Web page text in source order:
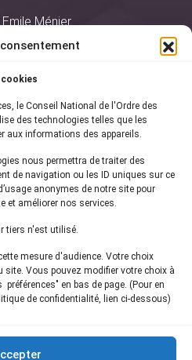
le Conseil National de l'Ordre des
des technologies telles que les
aux informations des appareils.
nous permettra de traiter des
de navigation ou les ID uniques sur ce
anonymes de notre site pour
et améliorer nos services.
tiers n'est utilisé.
mesure d'audience. Votre choix
Vous pouvez modifier votre choix à
en bas de page. (Pour en
de confidentialité, lien ci-dessous)
Ménier
Cedex 16
44 34 78 80
légales
du site
notrenewsletter